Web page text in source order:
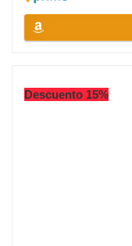
Descuento 15%